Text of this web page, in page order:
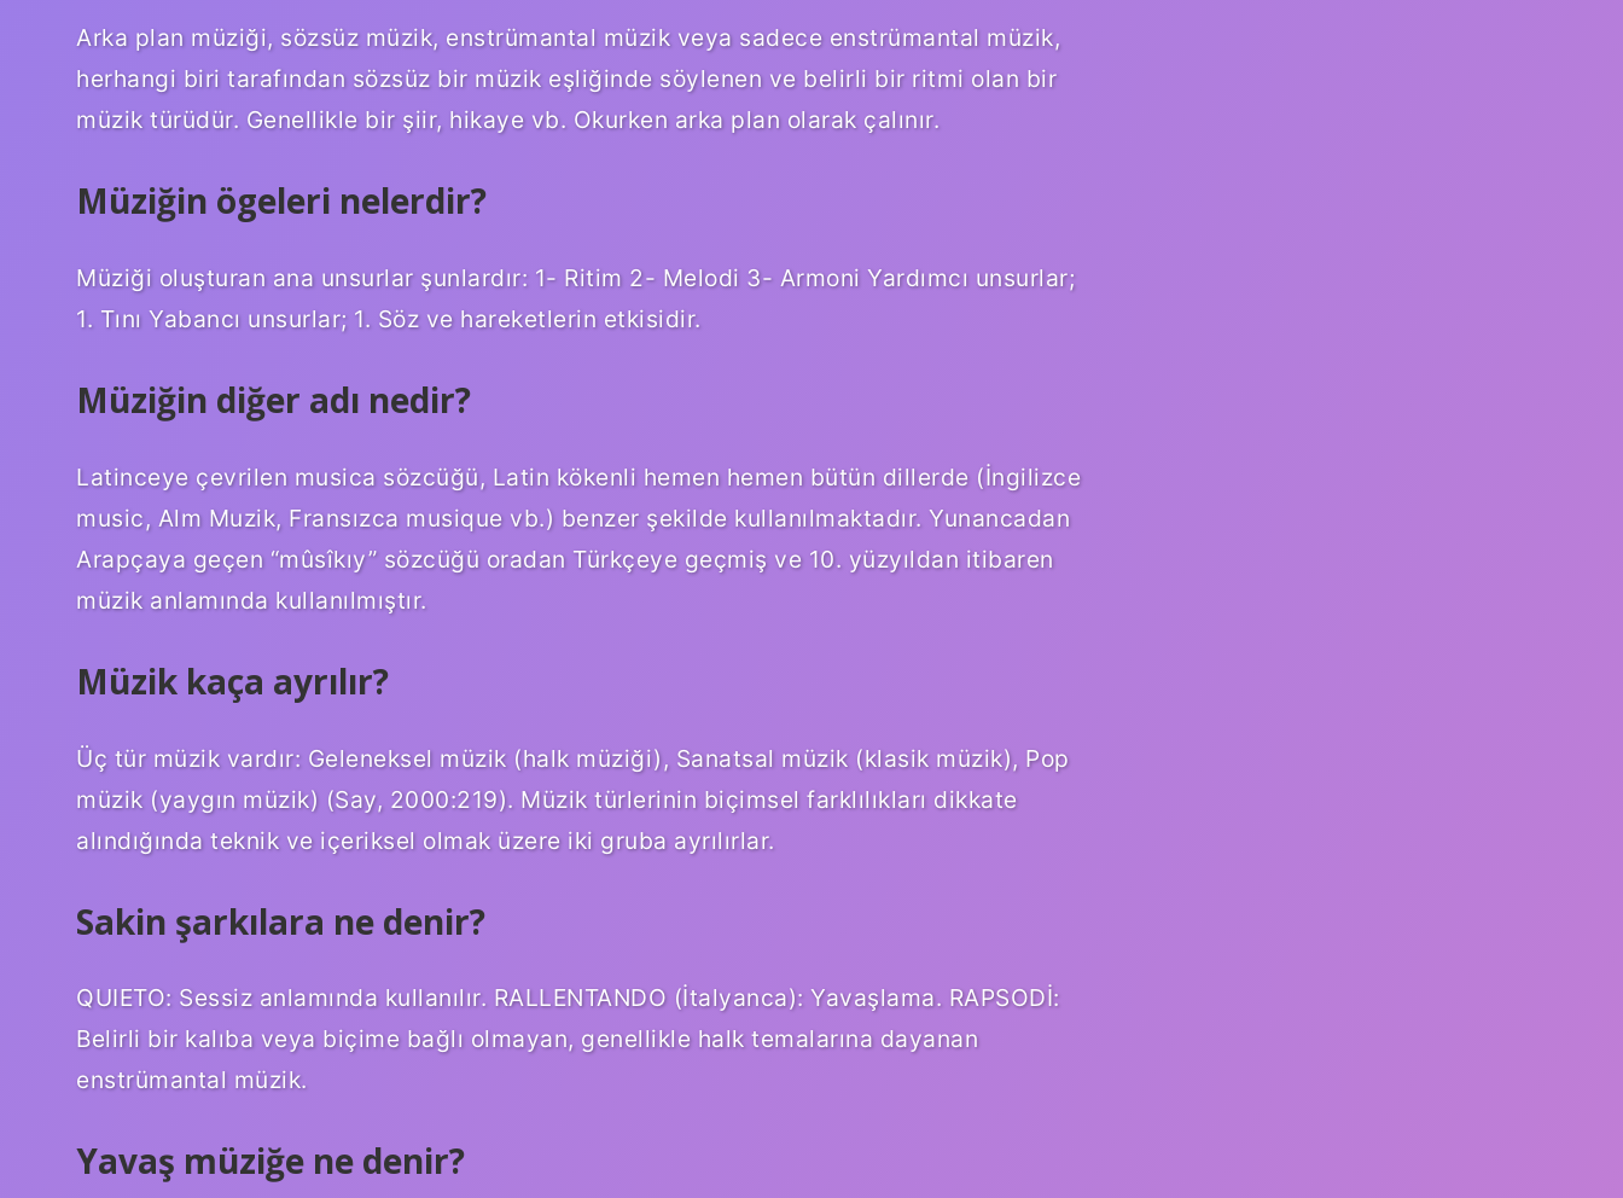
Arka plan müziği, sözsüz müzik, enstrümantal müzik veya sadece enstrümantal müzik,
herhangi biri tarafından sözsüz bir müzik eşliğinde söylenen ve belirli bir ritmi olan bir
müzik türüdür. Genellikle bir şiir, hikaye vb. Okurken arka plan olarak çalınır.
Müziğin ögeleri nelerdir?
Müziği oluşturan ana unsurlar şunlardır: 1- Ritim 2- Melodi 3- Armoni Yardımcı unsurlar;
1. Tını Yabancı unsurlar; 1. Söz ve hareketlerin etkisidir.
Müziğin diğer adı nedir?
Latinceye çevrilen musica sözcüğü, Latin kökenli hemen hemen bütün dillerde (İngilizce
music, Alm Muzik, Fransızca musique vb.) benzer şekilde kullanılmaktadır. Yunancadan
Arapçaya geçen “mûsîkıy” sözcüğü oradan Türkçeye geçmiş ve 10. yüzyıldan itibaren
müzik anlamında kullanılmıştır.
Müzik kaça ayrılır?
Üç tür müzik vardır: Geleneksel müzik (halk müziği), Sanatsal müzik (klasik müzik), Pop
müzik (yaygın müzik) (Say, 2000:219). Müzik türlerinin biçimsel farklılıkları dikkate
alındığında teknik ve içeriksel olmak üzere iki gruba ayrılırlar.
Sakin şarkılara ne denir?
QUIETO: Sessiz anlamında kullanılır. RALLENTANDO (İtalyanca): Yavaşlama. RAPSODİ:
Belirli bir kalıba veya biçime bağlı olmayan, genellikle halk temalarına dayanan
enstrümantal müzik.
Yavaş müziğe ne denir?